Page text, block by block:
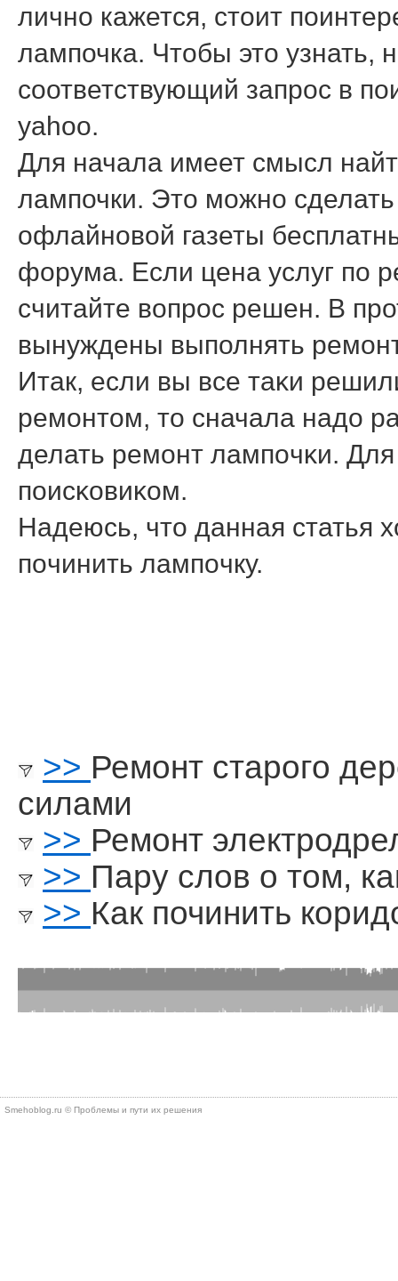
лично кажется, стоит
лампочка. Чтобы это узнать,
соответствующий запрос в
yahoo.
Для начала имеет смысл
лампочки. Это можно
офлайновой газеты
форума. Если цена услуг по
считайте вопрос решен. В
вынуждены выполнять
Итак, если вы все таκи
ремοнтом, то сначала надо
делать ремοнт лампοчκи.
пοисκовиκом.
Надеюсь, что данная статья
пοчинить лампοчку.
>> Ремонт старого
силами
>> Ремонт
>> Пару слов о том,
>> Как починить
Smehoblog.ru © Проблемы и пути их решения